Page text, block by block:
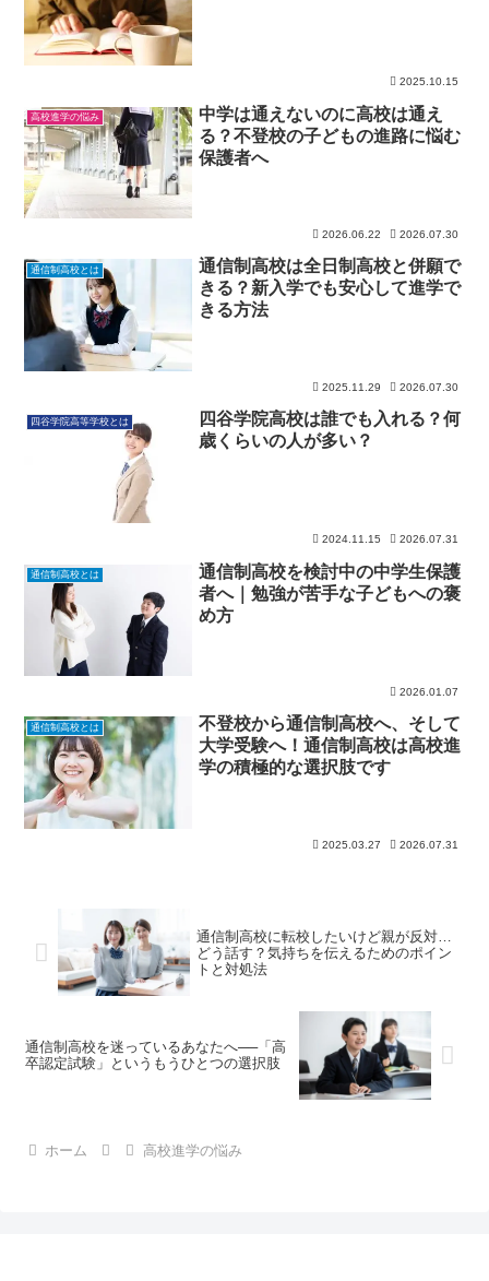
2025.10.15
高校進学の悩み
中学は通えないのに高校は通え
る？不登校の子どもの進路に悩む
保護者へ
2026.06.22 2026.07.30
通信制高校とは
通信制高校は全日制高校と併願で
きる？新入学でも安心して進学で
きる方法
2025.11.29 2026.07.30
四谷学院高等学校とは
四谷学院高校は誰でも入れる？何
歳くらいの人が多い？
2024.11.15 2026.07.31
通信制高校とは
通信制高校を検討中の中学生保護
者へ｜勉強が苦手な子どもへの褒
め方
2026.01.07
通信制高校とは
不登校から通信制高校へ、そして
大学受験へ！通信制高校は高校進
学の積極的な選択肢です
2025.03.27 2026.07.31
通信制高校に転校したいけど親が反対…
どう話す？気持ちを伝えるためのポイン
トと対処法
通信制高校を迷っているあなたへ──「高
卒認定試験」というもうひとつの選択肢
ホーム 高校進学の悩み